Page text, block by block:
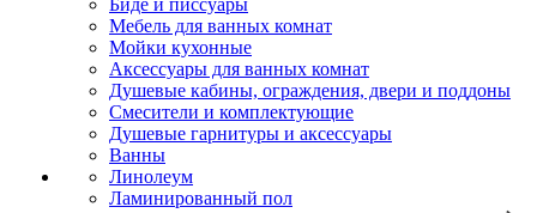
Биде и писсуары
Мебель для ванных комнат
Мойки кухонные
Аксессуары для ванных комнат
Душевые кабины, ограждения, двери и поддоны
Смесители и комплектующие
Душевые гарнитуры и аксессуары
Ванны
Линолеум
Ламинированный пол